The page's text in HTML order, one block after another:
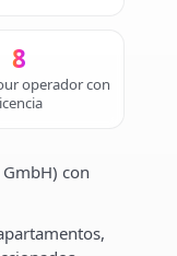
8
operador con
con